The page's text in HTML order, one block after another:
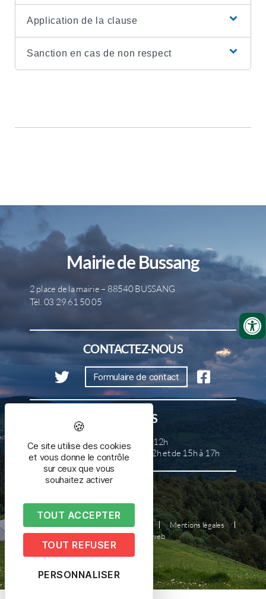
Application de la clause
Sanction en cas de non respect
Mairie de Bussang
2 place de la mairie – 88540 BUSSANG
Tél. 03 29 61 50 05
CONTACTEZ-NOUS
Formulaire de contact
HORAIRES
Lundi, mercredi et samedi de 8h à 12h
Mardi, jeudi et vendredi de 8h à 12h et de 15h à 17h
Nous contacter
Mentions légales
Réalisé par illicoweb
Ce site utilise des cookies
et vous donne le contrôle
sur ceux que vous
souhaitez activer
TOUT ACCEPTER
TOUT REFUSER
PERSONNALISER